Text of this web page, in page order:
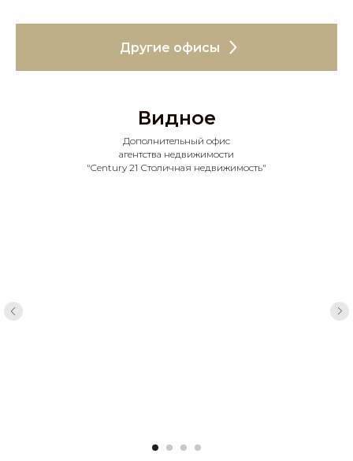
Другие офисы
Видное
Дополнительный офис
агентства недвижимости
"Century 21 Столичная недвижимость"